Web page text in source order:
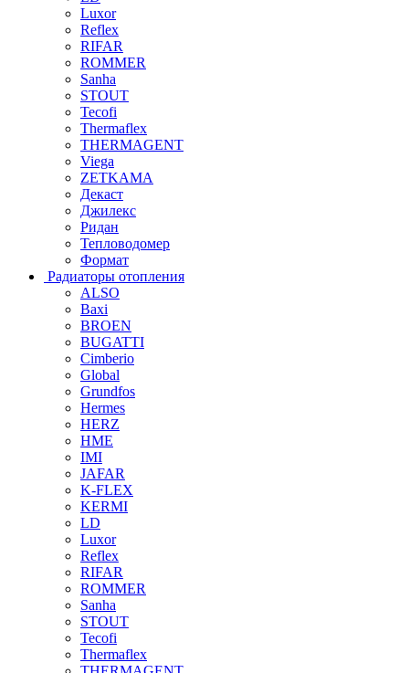
Luxor
Reflex
RIFAR
ROMMER
Sanha
STOUT
Tecofi
Thermaflex
THERMAGENT
Viega
ZETKAMA
Декаст
Джилекс
Ридан
Тепловодомер
Формат
Радиаторы отопления
ALSO
Baxi
BROEN
BUGATTI
Cimberio
Global
Grundfos
Hermes
HERZ
HME
IMI
JAFAR
K-FLEX
KERMI
LD
Luxor
Reflex
RIFAR
ROMMER
Sanha
STOUT
Tecofi
Thermaflex